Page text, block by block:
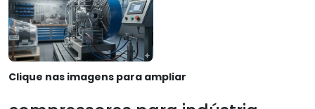
Clique nas imagens para ampliar